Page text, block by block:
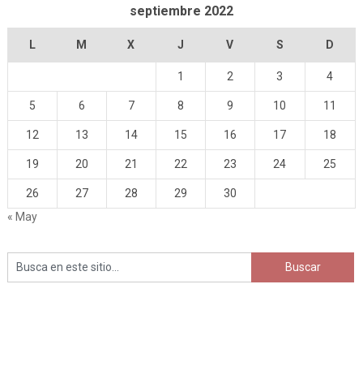
septiembre 2022
L M X J V S D
1 2 3 4
5 6 7 8 9 10 11
12 13 14 15 16 17 18
19 20 21 22 23 24 25
26 27 28 29
30
« May